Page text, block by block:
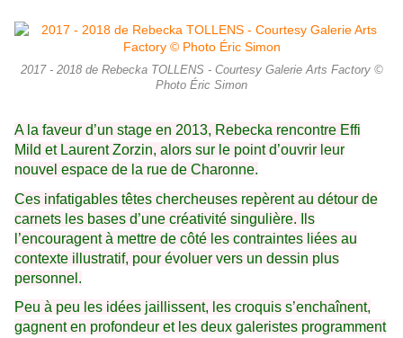
2017 - 2018 de Rebecka TOLLENS - Courtesy Galerie Arts Factory ©
Photo Éric Simon
A la faveur d’un stage en 2013, Rebecka rencontre Effi
Mild et Laurent Zorzin, alors sur le point d’ouvrir leur
nouvel espace de la rue de Charonne.
Ces infatigables têtes chercheuses repèrent au détour de
carnets les bases d’une créativité singulière. Ils
l’encouragent à mettre de côté les contraintes liées au
contexte illustratif, pour évoluer vers un dessin plus
personnel.
Peu à peu les idées jaillissent, les croquis s’enchaînent,
gagnent en profondeur et les deux galeristes programment